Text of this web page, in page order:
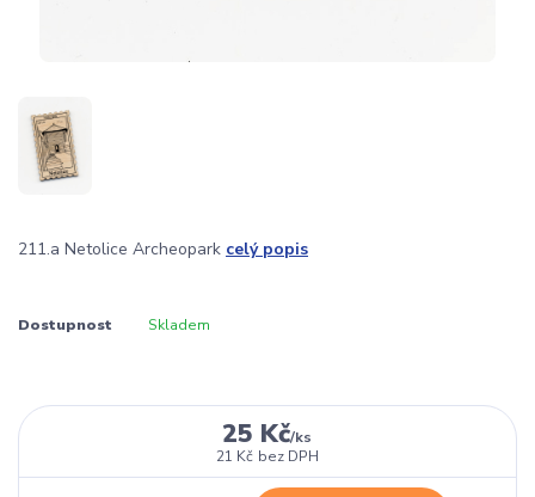
211.a Netolice Archeopark celý popis
Dostupnost Skladem
25 Kč/ks
21 Kč bez DPH